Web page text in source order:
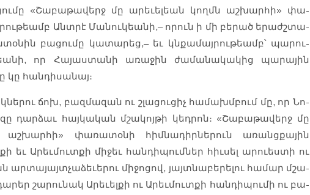
«Շա­բաթա­վերջ մը արե­ւելեան կողմն աշ­խարհի» փա­
Անտրէ Մա­նու­կեանի,– որուն ի մի բերած երաժշտա­
բա­ցու­մը կա­տարեց,– եւ կնքա­մայ­րութեամբ՝ պա­րու­
որ Հա­յաս­տա­նի առա­ջին ժա­մանա­կա­կից պա­րային
կը հան­դի­սանայ։
ճոխ, բազ­մա­զան ու շլա­ցու­ցիչ հա­մա­խմբում մը, որ Նո­
դար­ձաւ հայ­կա­կան մշա­կոյ­թի կեդ­րոն։ «Շա­բաթա­վերջ մը
աշ­խարհի» փա­ռատօ­նի հիմ­նա­դիր­նե­րուն առանցքային
եւ Արեւ­մուտքի մի­ջեւ հան­դի­պումներ հիւ­սել արուես­տի ու
ար­տա­յայտչաձեւե­րու միջոցով, յայտնա­բեր­ելու համար մշա­
շա­րու­նակ Արե­ւել­քի ու Արեւ­մուտքի հան­դի­պու­մի ու բա­